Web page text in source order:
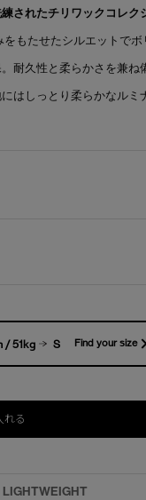
されたチリワックコレク
もたせたシルエットで
耐久性と柔らかさを兼
はしっとり柔らかなルミ
/ 51kg S Find your size
れる
LIGHTWEIGHT